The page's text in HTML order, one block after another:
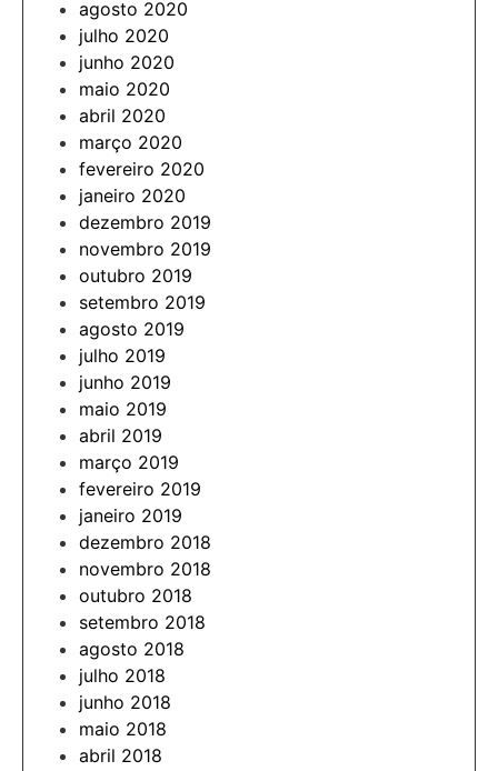
agosto 2020
julho 2020
junho 2020
maio 2020
abril 2020
março 2020
fevereiro 2020
janeiro 2020
dezembro 2019
novembro 2019
outubro 2019
setembro 2019
agosto 2019
julho 2019
junho 2019
maio 2019
abril 2019
março 2019
fevereiro 2019
janeiro 2019
dezembro 2018
novembro 2018
outubro 2018
setembro 2018
agosto 2018
julho 2018
junho 2018
maio 2018
abril 2018